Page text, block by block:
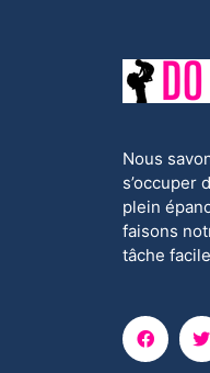
Nous
s’occuper
plein
faisons
tâche